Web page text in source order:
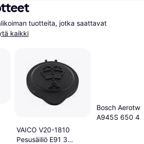
tuotteita, jotka saattavat
kaikki
VAICO V20-1810
Pesusäiliö E91 3
Bosch
A945S 650